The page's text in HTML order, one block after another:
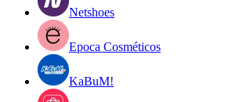
Netshoes
Epoca Cosméticos
KaBuM!